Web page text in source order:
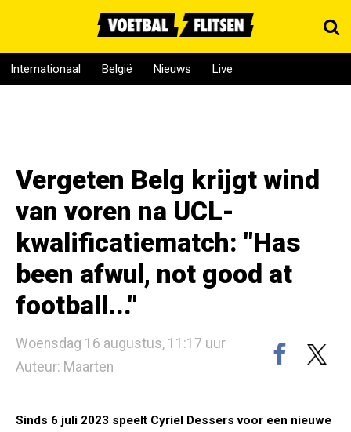
Internationaal België Nieuws Live
Vergeten Belg krijgt wind
van voren na UCL-
kwalificatiematch: "Has
been afwul, not good at
football..."
Woensdag 16 augustus, 11:17 uur
Auteur: Maarten
Sinds 6 juli 2023 speelt Cyriel Dessers voor een nieuwe